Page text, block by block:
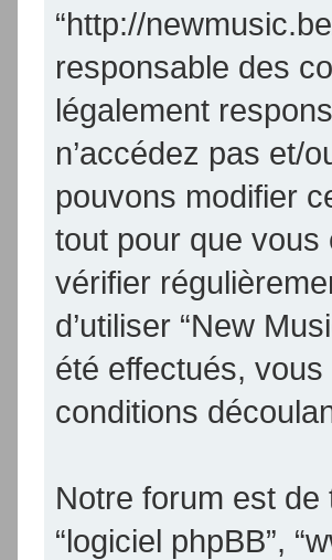
“http://
responsable des
légalement
n’accédez pas et/
pouvons modifier
tout pour que vous
vérifier
d’utiliser “New
été effectués,
conditions
Notre forum est de
“logiciel phpBB”,